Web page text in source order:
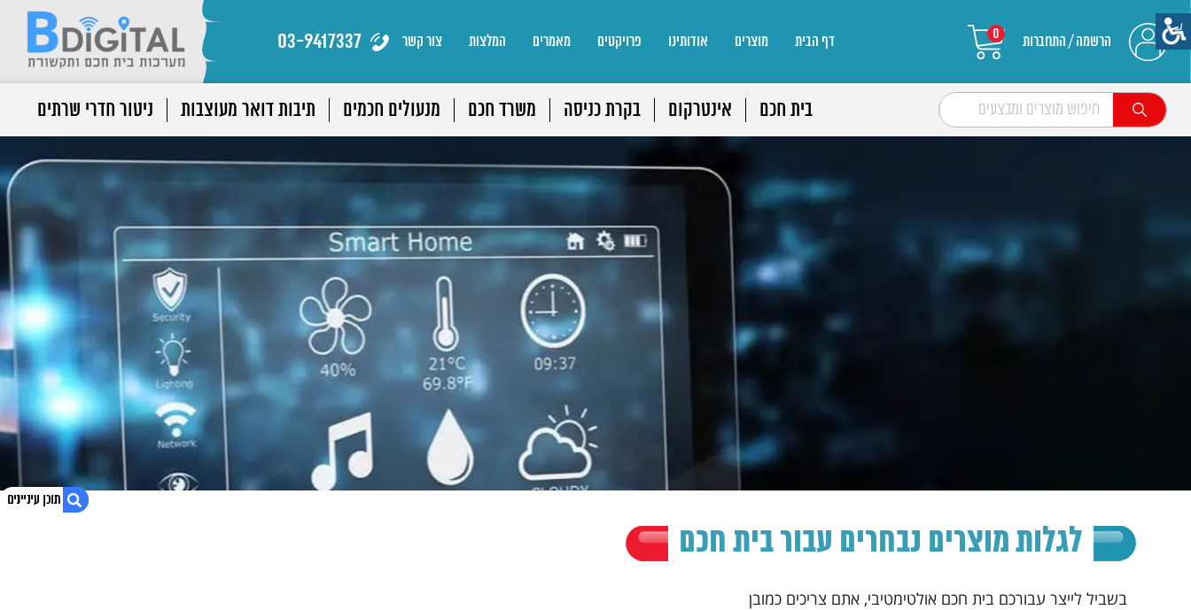
הרשמה / התחברות 0 דף הבית מוצרים אודותינו פרויקטים מאמרים המלצות צור קשר 03-9417337
בית חכם אינטרקום בקרת כניסה משרד חכם מנעולים חכמים תיבות דואר מעוצבות ניטור חדרי שרתים
לגלות מוצרים נבחרים עבור בית חכם
בשביל לייצר עבורכם בית חכם אולטימטיבי, אתם צריכים כמובן